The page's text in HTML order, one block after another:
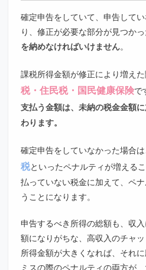
確定申告をしていて、申告して
り、修正が必要な部分が見つか
を納めなければいけません。
課税所得金額が修正により増え
税・住民税・国民健康保険で
支払う金額は、未納の税金金額
わります。
確定申告をしていなかった場合
税といったペナルティが増えるこ
払っていない税金に加えて、ペ
うことになります。
申告するべき所得の総額も、収
額になりがちな、高収入のチャッ
所得金額が大きくなれば、それ
ミスの際のペナルティの両方が、